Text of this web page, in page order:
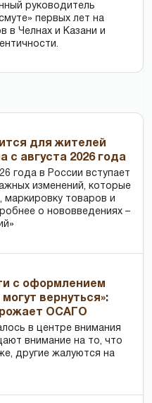
руководитель
первых лет на
в Челнах и Казани и
для жителей
с августа 2026 года
года в России вступает
изменений, которые
маркировку товаров и
о нововведениях –
с оформлением
вернуться»:
ОСАГО
в центре внимания
внимание на то, что
другие жалуются на